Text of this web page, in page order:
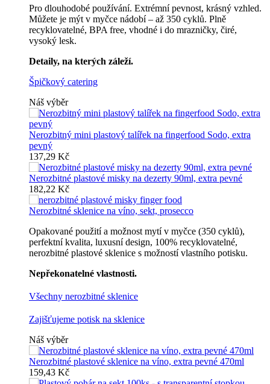
Pro dlouhodobé používání. Extrémní pevnost, krásný vzhled.
Můžete je mýt v myčce nádobí – až 350 cyklů. Plně
recyklovatelné, BPA free, vhodné i do mrazničky, čiré,
vysoký lesk.
Detaily, na kterých záleží.
Špičkový catering
Náš výběr
Nerozbitný mini plastový talířek na fingerfood Sodo, extra
pevný
137,29 Kč
Nerozbitné plastové misky na dezerty 90ml, extra pevné
182,22 Kč
Nerozbitné sklenice na víno, sekt, prosecco
Opakované použití a možnost mytí v myčce (350 cyklů),
perfektní kvalita, luxusní design, 100% recyklovatelné,
nerozbitné plastové sklenice s možností vlastního potisku.
Nepřekonatelné vlastnosti.
Všechny nerozbitné sklenice
Zajišťujeme potisk na sklenice
Náš výběr
Nerozbitné plastové sklenice na víno, extra pevné 470ml
159,43 Kč